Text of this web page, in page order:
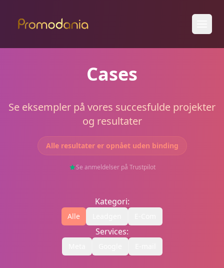
Cases
Se eksempler på vores succesfulde projekter
og resultater
Alle resultater er opnået uden binding
Se anmeldelser på Trustpilot
Kategori:
Alle
Services: